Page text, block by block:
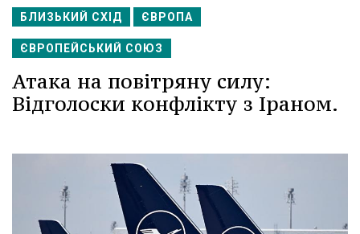
БЛИЗЬКИЙ СХІД ЄВРОПА
ЄВРОПЕЙСЬКИЙ СОЮЗ
Атака на повітряну силу:
Відголоски конфлікту з Іраном.